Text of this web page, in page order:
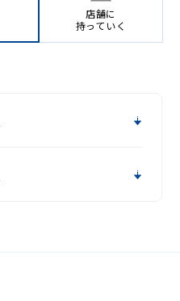
店舗に
持っていく